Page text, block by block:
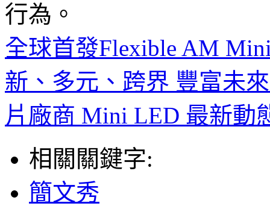
行為。
全球首發Flexible AM
新、多元、跨界 豐富未
片廠商 Mini LED 最新動
相關關鍵字:
簡文秀